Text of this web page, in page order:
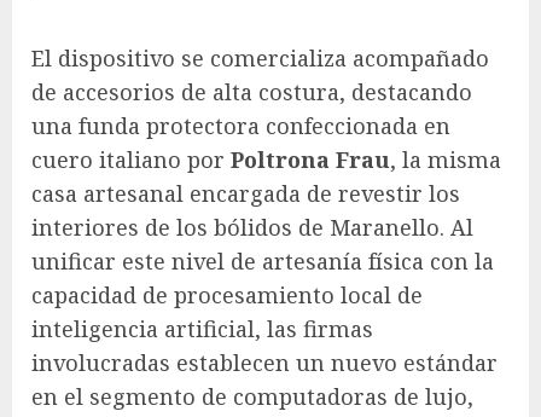
El dispositivo se comercializa acompañado
de accesorios de alta costura, destacando
una funda protectora confeccionada en
cuero italiano por Poltrona Frau, la misma
casa artesanal encargada de revestir los
interiores de los bólidos de Maranello. Al
unificar este nivel de artesanía física con la
capacidad de procesamiento local de
inteligencia artificial, las firmas
involucradas establecen un nuevo estándar
en el segmento de computadoras de lujo,